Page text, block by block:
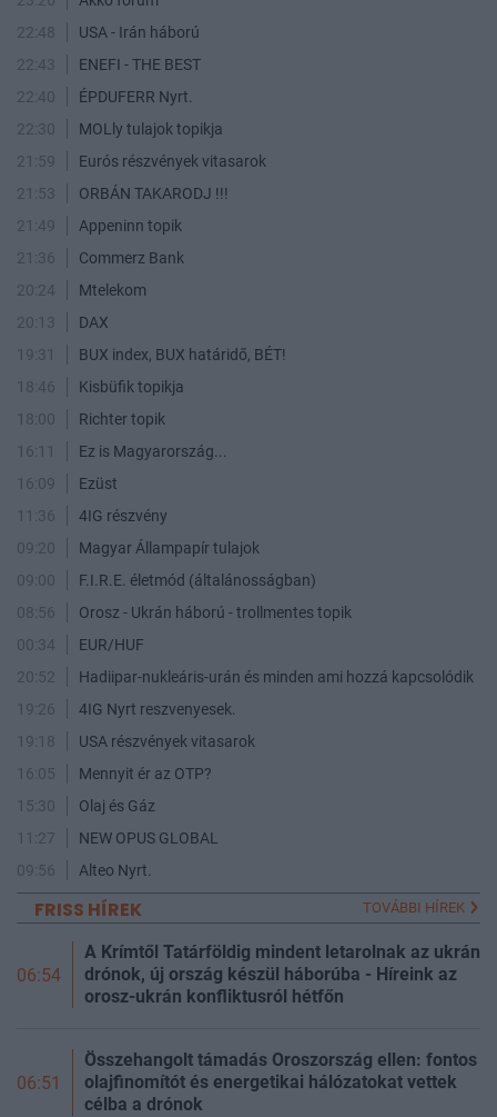
22:48
USA - Irán háború
22:43
ENEFI - THE BEST
22:40
ÉPDUFERR Nyrt.
22:30
MOLly tulajok topikja
21:59
Eurós részvények vitasarok
21:53
ORBÁN TAKARODJ !!!
21:49
Appeninn topik
21:36
Commerz Bank
20:24
Mtelekom
20:13
DAX
19:31
BUX index, BUX határidő, BÉT!
18:46
Kisbüfik topikja
18:00
Richter topik
16:11
Ez is Magyarország...
16:09
Ezüst
11:36
4IG részvény
09:20
Magyar Állampapír tulajok
09:00
F.I.R.E. életmód (általánosságban)
08:56
Orosz - Ukrán háború - trollmentes topik
00:34
EUR/HUF
20:52
Hadiipar-nukleáris-urán és minden ami hozzá kapcsolódik
19:26
4IG Nyrt reszvenyesek.
19:18
USA részvények vitasarok
16:05
Mennyit ér az OTP?
15:30
Olaj és Gáz
11:27
NEW OPUS GLOBAL
09:56
Alteo Nyrt.
FRISS HÍREK TOVÁBBI HÍREK
06:54
A Krímtől Tatárföldig mindent letarolnak az ukrán
drónok, új ország készül háborúba - Híreink az
orosz-ukrán konfliktusról hétfőn
06:51
Összehangolt támadás Oroszország ellen: fontos
olajfinomítót és energetikai hálózatokat vettek
célba a drónok